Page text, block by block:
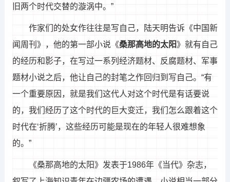
旧两个时代交替的漩涡中。”
作家们的处女作往往是写自己，陆天明告诉《中国新
闻周刊》，他的第一部小说《桑那高地的太阳》就有自己
的经历和影子，在写过一系列经济题材、反腐题材、军事
题材小说之后，他让自己的封笔之作回归到写自己。“有
一个重要原因，就是我们这代人对这个时代是有话要说
的，我们经历了这个时代的巨大变迁，我们怎么跟着这个
时代在‘折腾’，这些经历可能是现在的年轻人很难想象
的。”
《桑那高地的太阳》发表于1986年《当代》杂志，